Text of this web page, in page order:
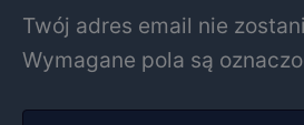
Twój adres email nie
Wymagane pola są